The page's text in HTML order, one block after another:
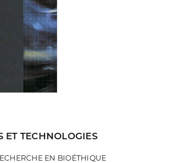
ET TECHNOLOGIES
EN BIOÉTHIQUE